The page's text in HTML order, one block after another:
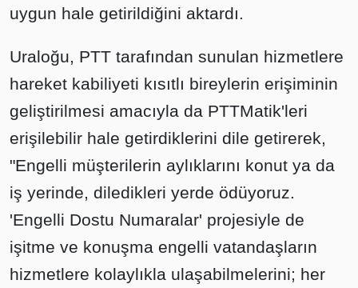
uygun hale getirildiğini aktardı.
Uraloğu, PTT tarafından sunulan hizmetlere
hareket kabiliyeti kısıtlı bireylerin erişiminin
geliştirilmesi amacıyla da PTTMatik'leri
erişilebilir hale getirdiklerini dile getirerek,
"Engelli müşterilerin aylıklarını konut ya da
iş yerinde, diledikleri yerde ödüyoruz.
'Engelli Dostu Numaralar' projesiyle de
işitme ve konuşma engelli vatandaşların
hizmetlere kolaylıkla ulaşabilmelerini; her